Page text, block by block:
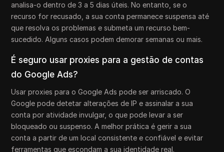
analisa-o dentro de 3 a 5 dias úteis. No entanto, se o
recurso for recusado, a sua conta permanece suspensa até
que resolva os problemas e submeta um recurso bem-
sucedido. Alguns casos podem demorar semanas ou mais.
É seguro usar proxies para a gestão de contas
do Google Ads?
Usar proxies para o Google Ads pode ser arriscado. O
Google pode detetar alterações de IP e assinalar a sua
conta por atividade invulgar, o que pode levar a ser
bloqueado ou suspenso. A melhor prática é gerir a sua
conta a partir de um local consistente e confiável e evitar
ferramentas que escondam a sua identidade real.